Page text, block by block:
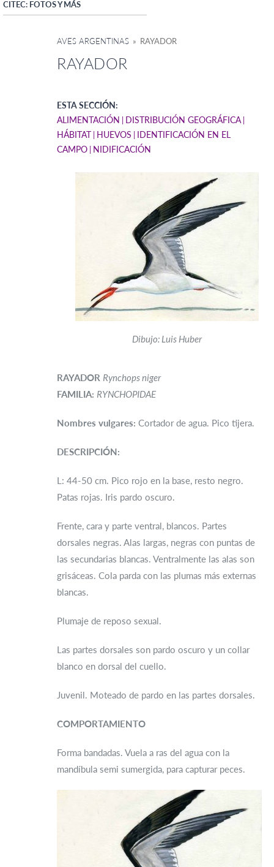
CITEC: FOTOS Y MÁS
AVES ARGENTINAS » RAYADOR
RAYADOR
ESTA SECCIÓN:
ALIMENTACIÓN
DISTRIBUCIÓN GEOGRÁFICA
HÁBITAT HUEVOS
IDENTIFICACIÓN EN EL
CAMPO NIDIFICACIÓN
Dibujo: Luis Huber
RAYADOR Rynchops niger
FAMILIA: RYNCHOPIDAE
Nombres vulgares: Cortador de agua. Pico tijera.
DESCRIPCIÓN:
L: 44-50 cm. Pico rojo en la base, resto negro.
Patas rojas. Iris pardo oscuro.
Frente, cara y parte ventral, blancos. Partes
dorsales negras. Alas largas, negras con puntas de
las secundarias blancas. Ventralmente las alas son
grisáceas. Cola parda con las plumas más externas
blancas.
Plumaje de reposo sexual.
Las partes dorsales son pardo oscuro y un collar
blanco en dorsal del cuello.
Juvenil. Moteado de pardo en las partes dorsales.
COMPORTAMIENTO
Forma bandadas. Vuela a ras del agua con la
mandíbula semi sumergida, para capturar peces.